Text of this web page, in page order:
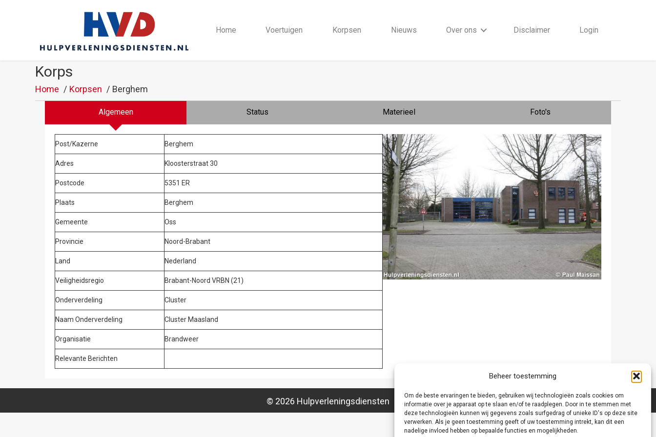
Beheer toestemming
Om de beste ervaringen te bieden, gebruiken wij technologieën zoals cookies om
informatie over je apparaat op te slaan en/of te raadplegen. Door in te stemmen met
deze technologieën kunnen wij gegevens zoals surfgedrag of unieke ID's op deze site
verwerken. Als je geen toestemming geeft of uw toestemming intrekt, kan dit een
nadelige invloed hebben op bepaalde functies en mogelijkheden.
Home Voertuigen Korpsen Nieuws Over ons Disclaimer Login
Korps
Home Korpsen Berghem
Algemeen Status Materieel Foto's
Post/Kazerne Berghem
Adres Kloosterstraat 30
Postcode 5351 ER
Plaats Berghem
Gemeente Oss
Provincie Noord-Brabant
Land Nederland
Veiligheidsregio Brabant-Noord VRBN (21)
Onderverdeling Cluster
Naam Onderverdeling Cluster Maasland
Organisatie Brandweer
Relevante Berichten
© 2026 Hulpverleningsdiensten